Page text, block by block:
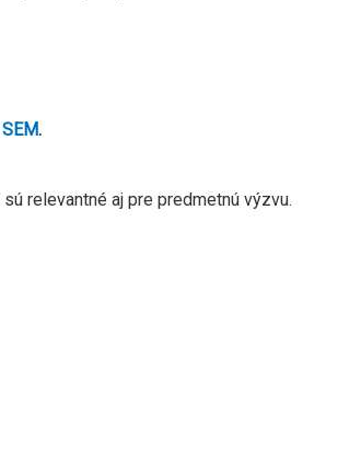
SEM.
relevantné aj pre predmetnú výzvu.